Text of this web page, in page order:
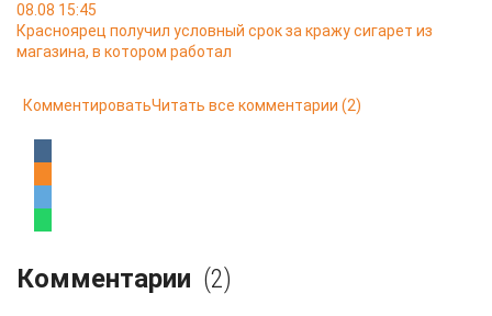
08.08 15:45
Красноярец получил условный срок за кражу сигарет из
магазина, в котором работал
КомментироватьЧитать все комментарии (2)
Комментарии (2)